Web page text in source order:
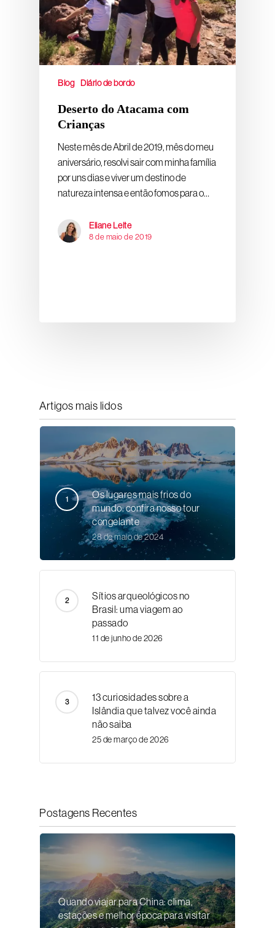
Blog Diário de bordo
Deserto do Atacama com
Crianças
Neste mês de Abril de 2019, mês do meu
aniversário, resolvi sair com minha família
por uns dias e viver um destino de
natureza intensa e então fomos para o…
Eliane Leite
8 de maio de 2019
Artigos mais lidos
Os lugares mais frios do
mundo: confira nosso tour
congelante
28 de maio de 2024
Sítios arqueológicos no
Brasil: uma viagem ao
passado
11 de junho de 2026
13 curiosidades sobre a
Islândia que talvez você ainda
não saiba
25 de março de 2026
Postagens Recentes
Quando viajar para China: clima,
estações e melhor época para visitar